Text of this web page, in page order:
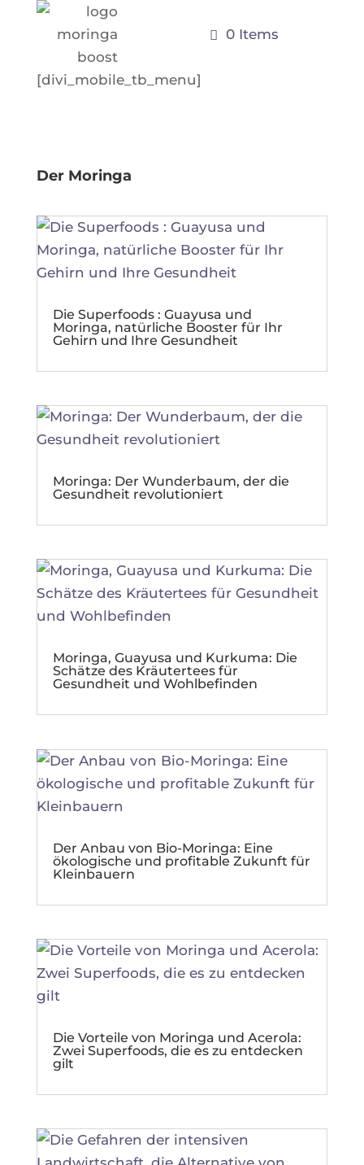
0 Items
[divi_mobile_tb_menu]
Der Moringa
Die Superfoods : Guayusa und
Moringa, natürliche Booster für Ihr
Gehirn und Ihre Gesundheit
Moringa: Der Wunderbaum, der die
Gesundheit revolutioniert
Moringa, Guayusa und Kurkuma: Die
Schätze des Kräutertees für
Gesundheit und Wohlbefinden
Der Anbau von Bio-Moringa: Eine
ökologische und profitable Zukunft für
Kleinbauern
Die Vorteile von Moringa und Acerola:
Zwei Superfoods, die es zu entdecken
gilt